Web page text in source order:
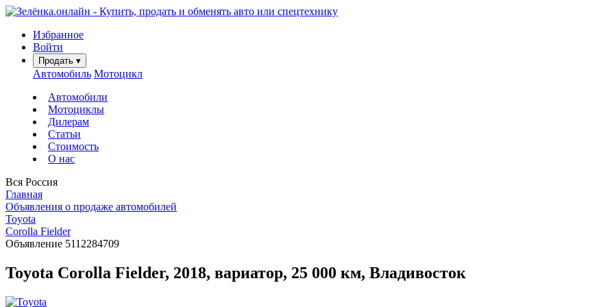
Избранное
Войти
Продать ▾
Автомобиль Мотоцикл
Автомобили
Мотоциклы
Дилерам
Статьи
Стоимость
О нас
Вся Россия
Главная
Объявления о продаже автомобилей
Toyota
Corolla Fielder
Объявление 5112284709
Toyota Corolla Fielder, 2018, вариатор, 25 000 км, Владивосток